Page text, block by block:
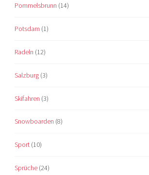
Pommelsbrunn (14)
Potsdam (1)
Radeln (12)
Salzburg (3)
Skifahren (3)
Snowboarden (8)
Sport (10)
Sprüche (24)